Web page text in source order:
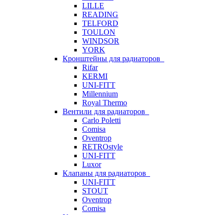
LILLE
READING
TELFORD
TOULON
WINDSOR
YORK
Кронштейны для радиаторов
Rifar
KERMI
UNI-FITT
Millennium
Royal Thermo
Вентили для радиаторов
Carlo Poletti
Comisa
Oventrop
RETROstyle
UNI-FITT
Luxor
Клапаны для радиаторов
UNI-FITT
STOUT
Oventrop
Comisa